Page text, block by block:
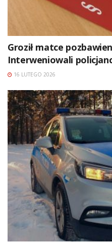
Groził matce
Interweniowali
16 LUTEGO 2026